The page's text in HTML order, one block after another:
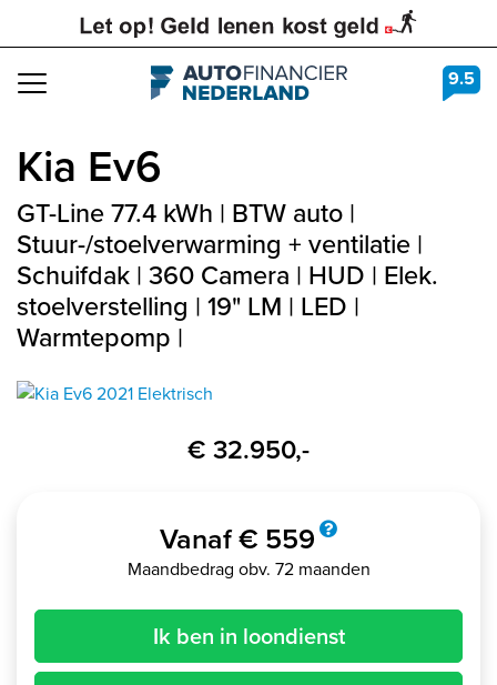
Navigation 9.5
Kia Ev6
GT-Line 77.4 kWh | BTW auto |
Stuur-/stoelverwarming + ventilatie |
Schuifdak | 360 Camera | HUD | Elek.
stoelverstelling | 19" LM | LED |
Warmtepomp |
€ 32.950,-
Vanaf € 559
Maandbedrag obv. 72 maanden
Ik ben in loondienst